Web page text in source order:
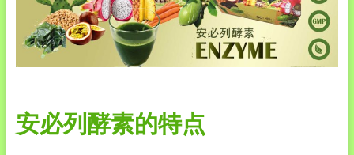
安必列酵素的特点